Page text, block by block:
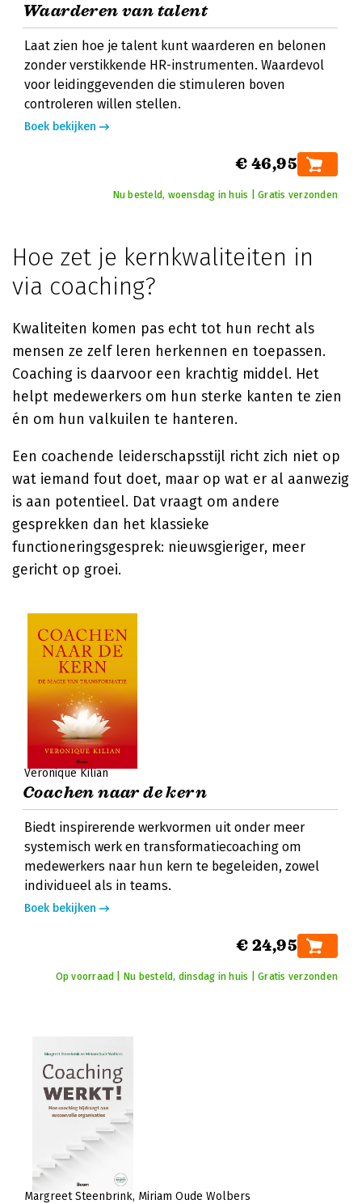
Waarderen van talent
Laat zien hoe je talent kunt waarderen en belonen
zonder verstikkende HR-instrumenten. Waardevol
voor leidinggevenden die stimuleren boven
controleren willen stellen.
Boek bekijken
€ 46,95
Nu besteld, woensdag in huis | Gratis verzonden
Hoe zet je kernkwaliteiten in
via coaching?
Kwaliteiten komen pas echt tot hun recht als
mensen ze zelf leren herkennen en toepassen.
Coaching is daarvoor een krachtig middel. Het
helpt medewerkers om hun sterke kanten te zien
én om hun valkuilen te hanteren.
Een coachende leiderschapsstijl richt zich niet op
wat iemand fout doet, maar op wat er al aanwezig
is aan potentieel. Dat vraagt om andere
gesprekken dan het klassieke
functioneringsgesprek: nieuwsgieriger, meer
gericht op groei.
Veronique Kilian
Coachen naar de kern
Biedt inspirerende werkvormen uit onder meer
systemisch werk en transformatiecoaching om
medewerkers naar hun kern te begeleiden, zowel
individueel als in teams.
Boek bekijken
€ 24,95
Op voorraad | Nu besteld, dinsdag in huis | Gratis verzonden
Margreet Steenbrink Miriam Oude Wolbers